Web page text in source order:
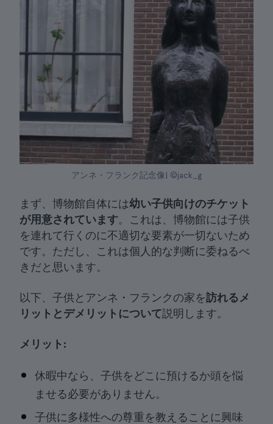
アンネ・フランク記念像| ©jack_g
まず、博物館自体には幼い子供向けのチケット
が用意されています。これは、博物館には子供
を連れて行くのに不適切な要素が一切ないため
です。ただし、これは個人的な判断に委ねるべ
きだと思います。
以下、子供とアンネ・フランクの家を訪れるメ
リットとデメリットについて説明します。
メリット:
休暇中なら、子供をどこに預けるか頭を悩
ませる必要がありません。
子供に多様性への尊重を教えることに興味